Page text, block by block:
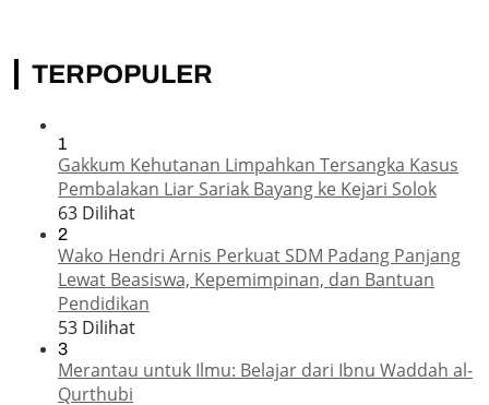
TERPOPULER
1
Gakkum Kehutanan Limpahkan Tersangka Kasus
Pembalakan Liar Sariak Bayang ke Kejari Solok
63 Dilihat
2
Wako Hendri Arnis Perkuat SDM Padang Panjang
Lewat Beasiswa, Kepemimpinan, dan Bantuan
Pendidikan
53 Dilihat
3
Merantau untuk Ilmu: Belajar dari Ibnu Waddah al-
Qurthubi